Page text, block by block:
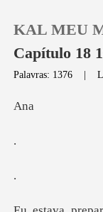
KAL MEU
Capítulo 18
Palavras: 1376 |
n